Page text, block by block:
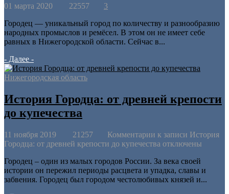
01 марта 2020 22557 3
Городец — уникальный город по количеству и разнообразию
народных промыслов и ремёсел. В этом он не имеет себе
равных в Нижегородской области. Сейчас в...
- Далее -
Нижегородская область
История Городца: от древней крепости
до купечества
11 ноября 2019 21257 Комментарии к записи История
Городца: от древней крепости до купечества отключены
Городец – один из малых городов России. За века своей
истории он пережил периоды расцвета и упадка, славы и
забвения. Городец был городом честолюбивых князей и...